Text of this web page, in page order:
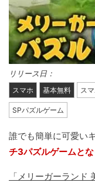
リリース日：
スマホ 基本無料 ス
SPパズルゲーム
誰でも簡単に可愛い
チ3パズルゲームと
「メリーガーラン